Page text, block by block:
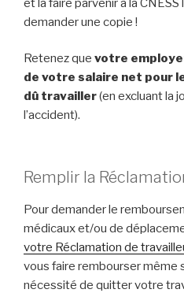
et la faire parvenir à la
demander une copie !
Retenez que votre
de votre salaire net pour
dû travailler(en excluant la
l’accident).
Remplir la
Pour demander le
médicaux et/ou de
votre Réclamation de
vous faire rembourser même
nécessité de quitter votre